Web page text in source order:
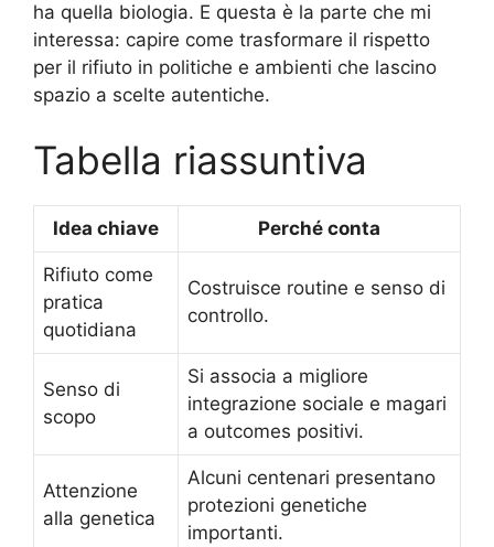
ha quella biologia. E questa è la parte che mi
interessa: capire come trasformare il rispetto
per il rifiuto in politiche e ambienti che lascino
spazio a scelte autentiche.
Tabella riassuntiva
Idea chiave Perché conta
Rifiuto come
pratica
quotidiana
Costruisce routine e senso di
controllo.
Senso di
scopo
Si associa a migliore
integrazione sociale e magari
a outcomes positivi.
Attenzione
alla genetica
Alcuni centenari presentano
protezioni genetiche
importanti.